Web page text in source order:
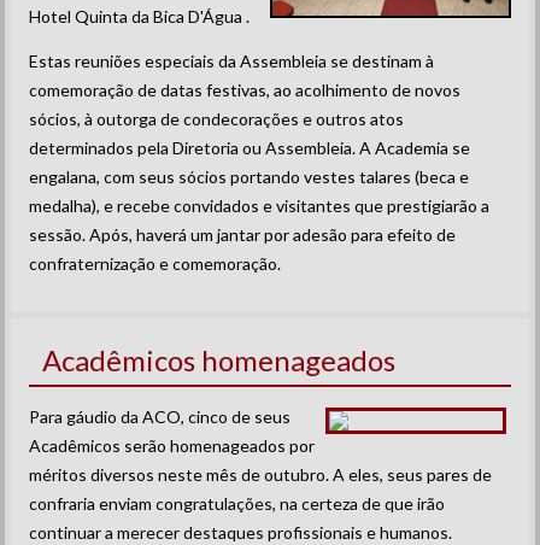
Hotel Quinta da Bica D'Água .
Estas reuniões especiais da Assembleia se destinam à
comemoração de datas festivas, ao acolhimento de novos
sócios, à outorga de condecorações e outros atos
determinados pela Diretoria ou Assembleia. A Academia se
engalana, com seus sócios portando vestes talares (beca e
medalha), e recebe convidados e visitantes que prestigiarão a
sessão. Após, haverá um jantar por adesão para efeito de
confraternização e comemoração.
Acadêmicos homenageados
Para gáudio da ACO, cinco de seus
Acadêmicos serão homenageados por
méritos diversos neste mês de outubro. A eles, seus pares de
confraria enviam congratulações, na certeza de que irão
continuar a merecer destaques profissionais e humanos.